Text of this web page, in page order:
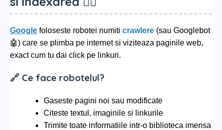
Google foloseste robotei numiti crawlere (sau Googlebot
🤖) care se plimba pe internet si viziteaza paginile web,
exact cum tu dai click pe linkuri.
🔗 Ce face robotelul?
Gaseste pagini noi sau modificate
Citeste textul, imaginile si linkurile
Trimite toate informatiile intr-o biblioteca imensa